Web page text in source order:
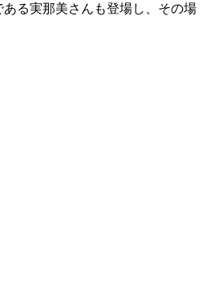
る実那美さんも登場し、その場